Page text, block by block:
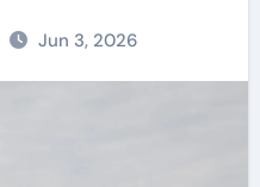
Jun 3, 2026